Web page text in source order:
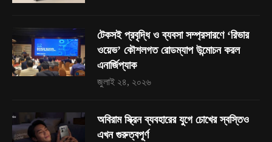
টেকসই প্রবৃদ্ধি ও ব্যবসা সম্প্রসারণে ‘রিভার
ওয়েভ’ কৌশলগত রোডম্যাপ উন্মোচন করল
এনার্জিপ্যাক
জুলাই ২৪, ২০২৬
অবিরাম স্ক্রিন ব্যবহারের যুগে চোখের স্বস্তিও
এখন গুরুত্বপূর্ণ